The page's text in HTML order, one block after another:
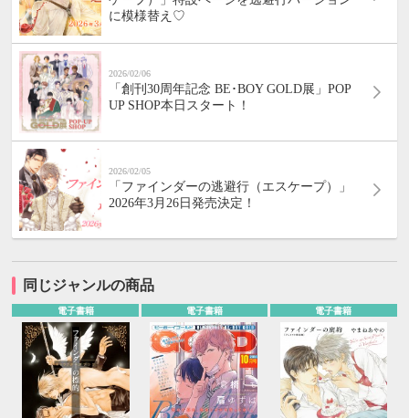
に模様替え♡
2026/02/06
「創刊30周年記念 BE･BOY GOLD展」POP
UP SHOP本日スタート！
2026/02/05
「ファインダーの逃避行（エスケープ）」
2026年3月26日発売決定！
同じジャンルの商品
電子書籍 電子書籍 電子書籍